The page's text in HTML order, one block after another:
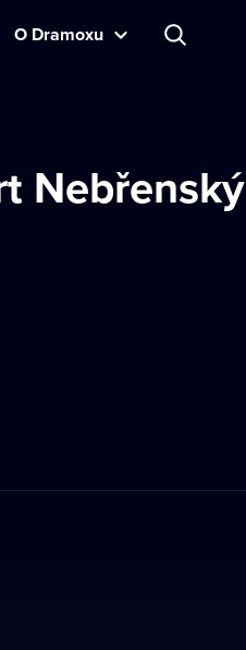
O Dramoxu
Nebřenský